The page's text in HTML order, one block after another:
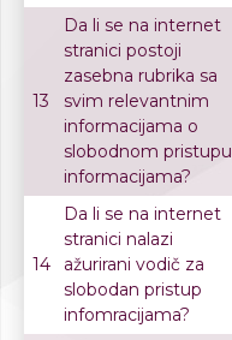
13
Da li se na internet
stranici postoji
zasebna rubrika sa
svim relevantnim
informacijama o
slobodnom pristupu
informacijama?
14
Da li se na internet
stranici nalazi
ažurirani vodič za
slobodan pristup
infomracijama?